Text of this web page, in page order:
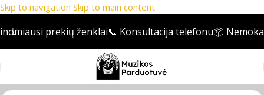
Skip to navigation Skip to main content
prekių ženklai📞 Konsultacija telefonu📦